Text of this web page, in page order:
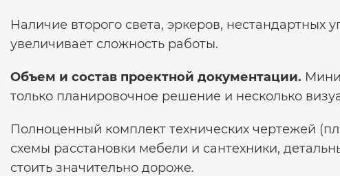
Наличие второго света, эркеров, нестандартных
увеличивает сложность работы.
Объем и состав проектной документации.
только планировочное решение и несколько
Полноценный комплект технических чертежей
схемы расстановки мебели и сантехники,
стоить значительно дороже.